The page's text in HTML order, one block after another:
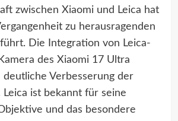
zwischen Xiaomi und Leica hat
zu herausragenden
Die Integration von Leica-
des Xiaomi 17 Ultra
Verbesserung der
Leica ist bekannt für seine
und das besondere